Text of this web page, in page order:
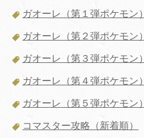
ガオーレ（第１弾ポケモン）
ガオーレ（第２弾ポケモン）
ガオーレ（第３弾ポケモン）
ガオーレ（第４弾ポケモン）
ガオーレ（第５弾ポケモン）
コマスター攻略（新着順）